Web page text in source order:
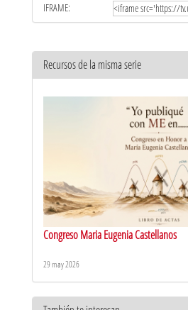
IFRAME:
Recursos de la misma serie
Congreso Maria Eugenia Castellanos
29 may 2026